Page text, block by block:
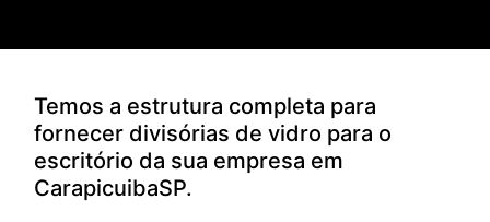
Temos a estrutura completa para
fornecer divisórias de vidro para o
escritório da sua empresa em
CarapicuibaSP.